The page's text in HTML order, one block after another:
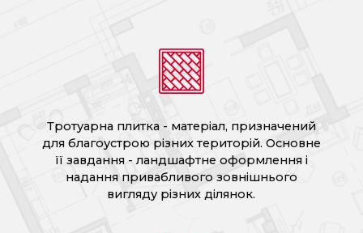
Тротуарна плитка - матеріал, призначений
для благоустрою різних територій. Основне
її завдання - ландшафтне оформлення і
надання привабливого зовнішнього
вигляду різних ділянок.